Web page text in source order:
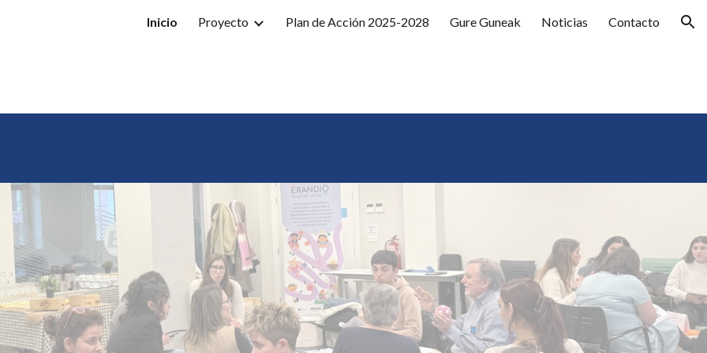
Skip to navigation
Inicio Proyecto Plan de Acción 2025-2028 Gure Guneak Noticias Contacto